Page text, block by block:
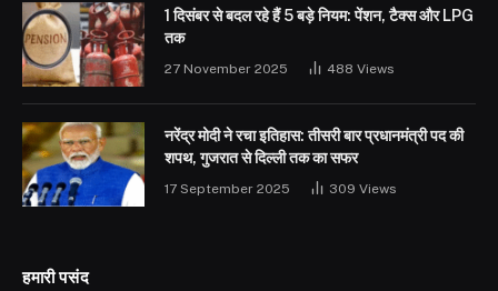
1 दिसंबर से बदल रहे हैं 5 बड़े नियम: पेंशन, टैक्स और LPG
तक
27 November 2025 488 Views
नरेंद्र मोदी ने रचा इतिहास: तीसरी बार प्रधानमंत्री पद की
शपथ, गुजरात से दिल्ली तक का सफर
17 September 2025 309 Views
हमारी पसंद